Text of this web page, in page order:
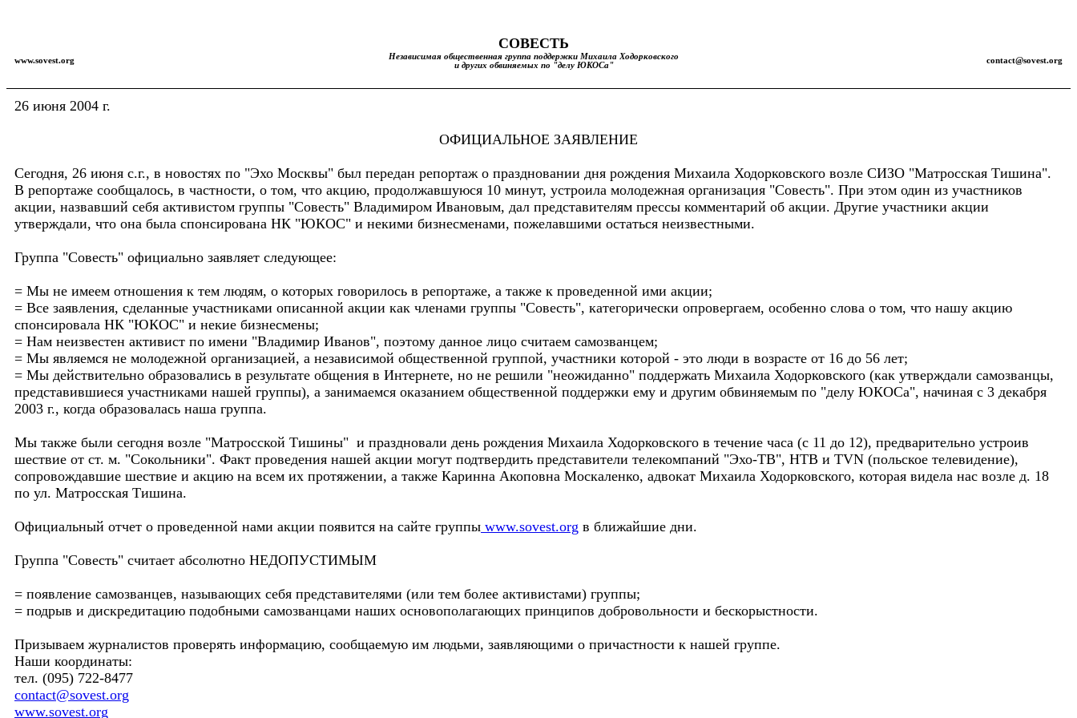
www.sovest.org
СОВЕСТЬ
Независимая общественная группа поддержки Михаила Ходорковского
и других обвиняемых по "делу ЮКОСа"
contact@sovest.org
26 июня 2004 г.
ОФИЦИАЛЬНОЕ ЗАЯВЛЕНИЕ
Сегодня, 26 июня с.г., в новостях по "Эхо Москвы" был передан репортаж о праздновании дня рождения Михаила Ходорковского возле СИЗО "Матросская Тишина".
В репортаже сообщалось, в частности, о том, что акцию, продолжавшуюся 10 минут, устроила молодежная организация "Совесть". При этом один из участников
акции, назвавший себя активистом группы "Совесть" Владимиром Ивановым, дал представителям прессы комментарий об акции. Другие участники акции
утверждали, что она была спонсирована НК "ЮКОС" и некими бизнесменами, пожелавшими остаться неизвестными.
Группа "Совесть" официально заявляет следующее:
= Мы не имеем отношения к тем людям, о которых говорилось в репортаже, а также к проведенной ими акции;
= Все заявления, сделанные участниками описанной акции как членами группы "Совесть", категорически опровергаем, особенно слова о том, что нашу акцию
спонсировала НК "ЮКОС" и некие бизнесмены;
= Нам неизвестен активист по имени "Владимир Иванов", поэтому данное лицо считаем самозванцем;
= Мы являемся не молодежной организацией, а независимой общественной группой, участники которой - это люди в возрасте от 16 до 56 лет;
= Мы действительно образовались в результате общения в Интернете, но не решили "неожиданно" поддержать Михаила Ходорковского (как утверждали самозванцы,
представившиеся участниками нашей группы), а занимаемся оказанием общественной поддержки ему и другим обвиняемым по "делу ЮКОСа", начиная с 3 декабря
2003 г., когда образовалась наша группа.
Мы также были сегодня возле "Матросской Тишины" и праздновали день рождения Михаила Ходорковского в течение часа (с 11 до 12), предварительно устроив
шествие от ст. м. "Сокольники". Факт проведения нашей акции могут подтвердить представители телекомпаний "Эхо-ТВ", НТВ и TVN (польское телевидение),
сопровождавшие шествие и акцию на всем их протяжении, а также Каринна Акоповна Москаленко, адвокат Михаила Ходорковского, которая видела нас возле д. 18
по ул. Матросская Тишина.
Официальный отчет о проведенной нами акции появится на сайте группы www.sovest.org в ближайшие дни.
Группа "Совесть" считает абсолютно НЕДОПУСТИМЫМ
= появление самозванцев, называющих себя представителями (или тем более активистами) группы;
= подрыв и дискредитацию подобными самозванцами наших основополагающих принципов добровольности и бескорыстности.
Призываем журналистов проверять информацию, сообщаемую им людьми, заявляющими о причастности к нашей группе.
Наши координаты:
тел. (095) 722-8477
contact@sovest.org
www.sovest.org